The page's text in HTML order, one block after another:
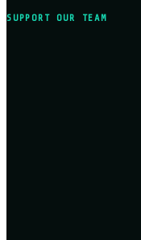
SUPPORT OUR TEAM